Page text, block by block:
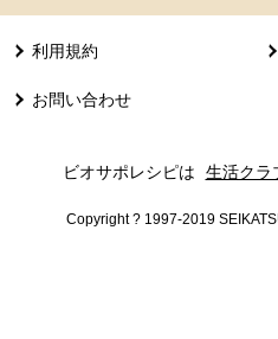
利用規約
お問い合わせ
ビオサポレシピは 生活クラ
Copyright ? 1997-2019